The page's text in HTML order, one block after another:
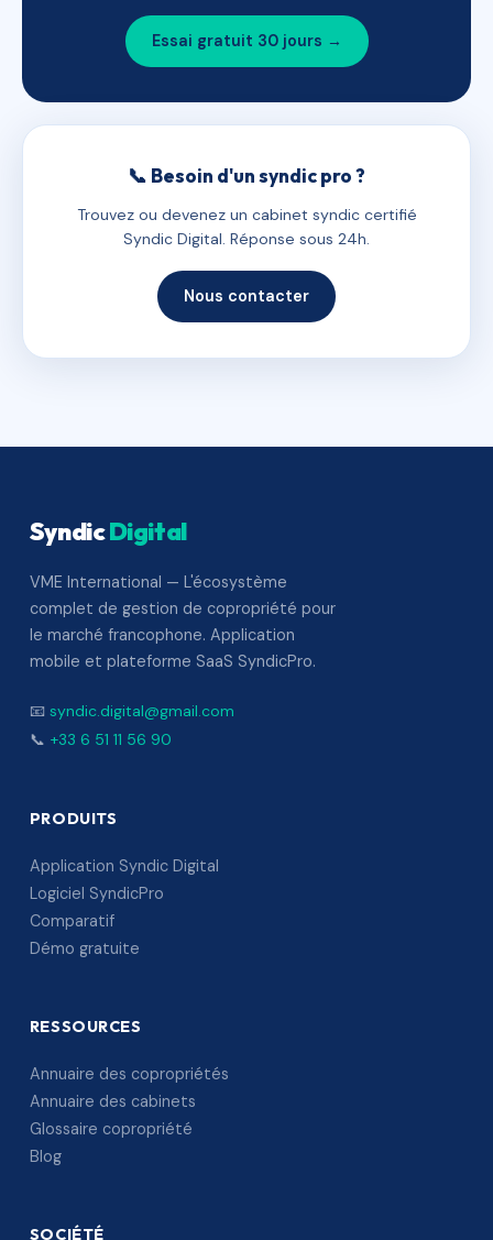
Essai gratuit 30 jours →
📞 Besoin d'un syndic pro ?
Trouvez ou devenez un cabinet syndic certifié
Syndic Digital. Réponse sous 24h.
Nous contacter
SyndicDigital
VME International — L'écosystème
complet de gestion de copropriété pour
le marché francophone. Application
mobile et plateforme SaaS SyndicPro.
📧 syndic.digital@gmail.com
📞 +33 6 51 11 56 90
PRODUITS
Application Syndic Digital
Logiciel SyndicPro
Comparatif
Démo gratuite
RESSOURCES
Annuaire des copropriétés
Annuaire des cabinets
Glossaire copropriété
Blog
SOCIÉTÉ